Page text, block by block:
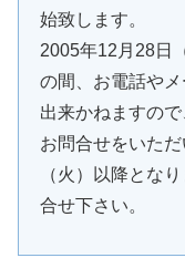
始致します。
2005年12月28日
の間、お電話や
出来かねますの
お問合せをいた
（火）以降とな
合せ下さい。